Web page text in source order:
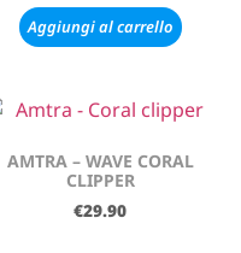
Aggiungi al carrello
AMTRA – WAVE CORAL
CLIPPER
€29.90